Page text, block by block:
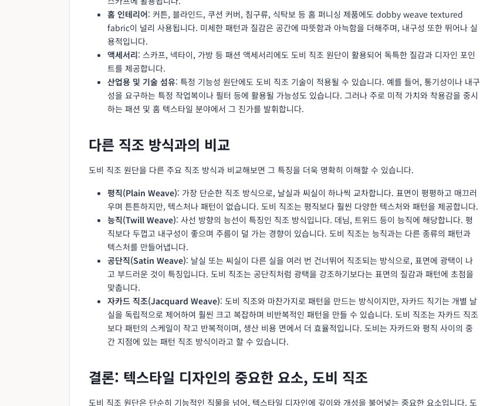
홈 인테리어: 커튼, 블라인드, 쿠션 커버, 침구류, 식탁보 등 홈 퍼니싱 제품에도 dobby weave textured
fabric이 널리 사용됩니다. 미세한 패턴과 질감은 공간에 따뜻함과 아늑함을 더해주며, 내구성 또한 뛰어나 실
용적입니다.
액세서리: 스카프, 넥타이, 가방 등 패션 액세서리에도 도비 직조 원단이 활용되어 독특한 질감과 디자인 포인
트를 제공합니다.
산업용 및 기술 섬유: 특정 기능성 원단에도 도비 직조 기술이 적용될 수 있습니다. 예를 들어, 통기성이나 내구
성을 요구하는 특정 작업복이나 필터 등에 활용될 가능성도 있습니다. 그러나 주로 미적 가치와 착용감을 중시
하는 패션 및 홈 텍스타일 분야에서 그 진가를 발휘합니다.
다른 직조 방식과의 비교
도비 직조 원단을 다른 주요 직조 방식과 비교해보면 그 특징을 더욱 명확히 이해할 수 있습니다.
평직(Plain Weave): 가장 단순한 직조 방식으로, 날실과 씨실이 하나씩 교차합니다. 표면이 평평하고 매끄러
우며 튼튼하지만, 텍스처나 패턴이 없습니다. 도비 직조는 평직보다 훨씬 다양한 텍스처와 패턴을 제공합니다.
능직(Twill Weave): 사선 방향의 능선이 특징인 직조 방식입니다. 데님, 트위드 등이 능직에 해당합니다. 평
직보다 두껍고 내구성이 좋으며 주름이 덜 가는 경향이 있습니다. 도비 직조는 능직과는 다른 종류의 패턴과
텍스처를 만들어냅니다.
공단직(Satin Weave): 날실 또는 씨실이 다른 실을 여러 번 건너뛰어 직조되는 방식으로, 표면에 광택이 나
고 부드러운 것이 특징입니다. 도비 직조는 공단직처럼 광택을 강조하기보다는 표면의 질감과 패턴에 초점을
맞춥니다.
자카드 직조(Jacquard Weave): 도비 직조와 마찬가지로 패턴을 만드는 방식이지만, 자카드 직기는 개별 날
실을 독립적으로 제어하여 훨씬 크고 복잡하며 비반복적인 패턴을 만들 수 있습니다. 도비 직조는 자카드 직조
보다 패턴의 스케일이 작고 반복적이며, 생산 비용 면에서 더 효율적입니다. 도비는 자카드와 평직 사이의 중
간 지점에 있는 패턴 직조 방식이라고 할 수 있습니다.
결론: 텍스타일 디자인의 중요한 요소, 도비 직조
도비 직조 원단은 단순히 기능적인 직물을 넘어, 텍스타일 디자인에 깊이와 개성을 불어넣는 중요한 요소입니다. 도